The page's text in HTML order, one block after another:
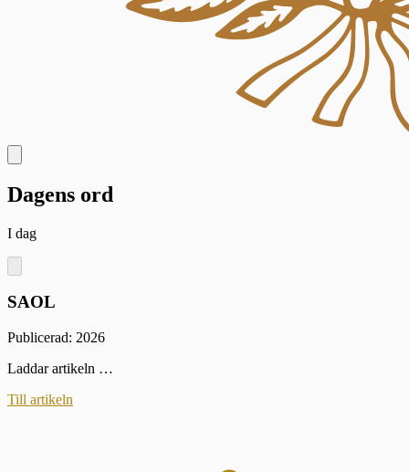
Dagens ord
I dag
SAOL
Publicerad: 2026
Laddar artikeln …
Till artikeln